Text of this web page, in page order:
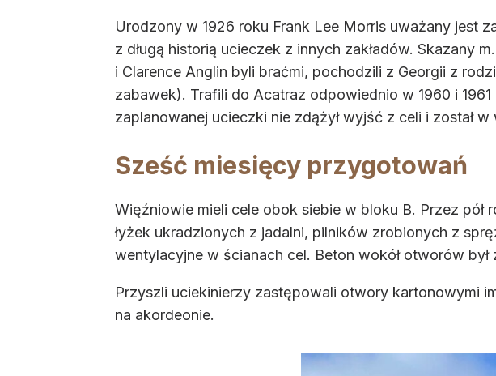
Urodzony w 1926 roku Frank Lee Morris uważany jest
z długą historią ucieczek z innych zakładów. Skazany
i Clarence Anglin byli braćmi, pochodzili z Georgii z
zabawek). Trafili do Acatraz odpowiednio w 1960 i
zaplanowanej ucieczki nie zdążył wyjść z celi i został w
Sześć miesięcy przygotowań
Więźniowie mieli cele obok siebie w bloku B. Przez
łyżek ukradzionych z jadalni, pilników zrobionych z
wentylacyjne w ścianach cel. Beton wokół otworów był
Przyszli uciekinierzy zastępowali otwory kartonowymi
na akordeonie.